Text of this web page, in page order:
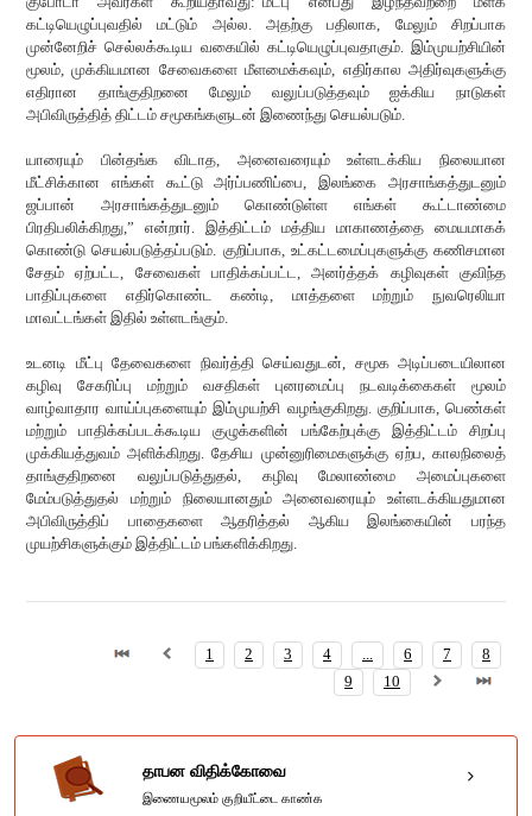
கட்டியெழுப்புவதில் மட்டும் அல்ல. அதற்கு பதிலாக, மேலும் சிறப்பாக
முன்னேறிச் செல்லக்கூடிய வகையில் கட்டியெழுப்புவதாகும். இம்முயற்சியின்
மூலம், முக்கியமான சேவைகளை மீளமைக்கவும், எதிர்கால அதிர்வுகளுக்கு
எதிரான தாங்குதிறனை மேலும் வலுப்படுத்தவும் ஐக்கிய நாடுகள்
அபிவிருத்தித் திட்டம் சமூகங்களுடன் இணைந்து செயல்படும்.
யாரையும் பின்தங்க விடாத, அனைவரையும் உள்ளடக்கிய நிலையான
மீட்சிக்கான எங்கள் கூட்டு அர்ப்பணிப்பை, இலங்கை அரசாங்கத்துடனும்
ஜப்பான் அரசாங்கத்துடனும் கொண்டுள்ள எங்கள் கூட்டாண்மை
பிரதிபலிக்கிறது,” என்றார். இத்திட்டம் மத்திய மாகாணத்தை மையமாகக்
கொண்டு செயல்படுத்தப்படும். குறிப்பாக, உட்கட்டமைப்புகளுக்கு கணிசமான
சேதம் ஏற்பட்ட, சேவைகள் பாதிக்கப்பட்ட, அனர்த்தக் கழிவுகள் குவிந்த
பாதிப்புகளை எதிர்கொண்ட கண்டி, மாத்தளை மற்றும் நுவரெலியா
மாவட்டங்கள் இதில் உள்ளடங்கும்.
உடனடி மீட்பு தேவைகளை நிவர்த்தி செய்வதுடன், சமூக அடிப்படையிலான
கழிவு சேகரிப்பு மற்றும் வசதிகள் புனரமைப்பு நடவடிக்கைகள் மூலம்
வாழ்வாதார வாய்ப்புகளையும் இம்முயற்சி வழங்குகிறது. குறிப்பாக, பெண்கள்
மற்றும் பாதிக்கப்படக்கூடிய குழுக்களின் பங்கேற்புக்கு இத்திட்டம் சிறப்பு
முக்கியத்துவம் அளிக்கிறது. தேசிய முன்னுரிமைகளுக்கு ஏற்ப, காலநிலைத்
தாங்குதிறனை வலுப்படுத்துதல், கழிவு மேலாண்மை அமைப்புகளை
மேம்படுத்துதல் மற்றும் நிலையானதும் அனைவரையும் உள்ளடக்கியதுமான
அபிவிருத்திப் பாதைகளை ஆதரித்தல் ஆகிய இலங்கையின் பரந்த
முயற்சிகளுக்கும் இத்திட்டம் பங்களிக்கிறது.
1 2 3 4 ... 6 7
8
9
10
தாபன விதிக்கோவை
இணையமூலம் குறியீட்டை காண்க